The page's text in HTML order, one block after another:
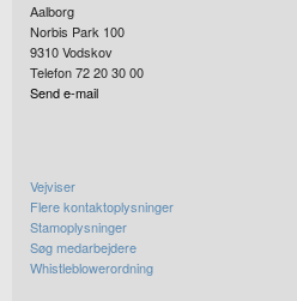
Aalborg
Norbis Park 100
9310Vodskov
Telefon 72 20 30 00
Send e-mail
Vejviser
Flere kontaktoplysninger
Stamoplysninger
Søg medarbejdere
Whistleblowerordning